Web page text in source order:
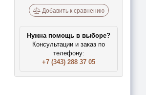
Добавить к сравнению
Нужна помощь в выборе?
Консультации и заказ по
телефону:
+7 (343) 288 37 05